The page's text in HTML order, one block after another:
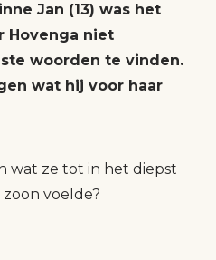
Jan (13) was het
Hovenga niet
woorden te vinden.
wat hij voor haar
wat ze tot in het diepst
voelde?